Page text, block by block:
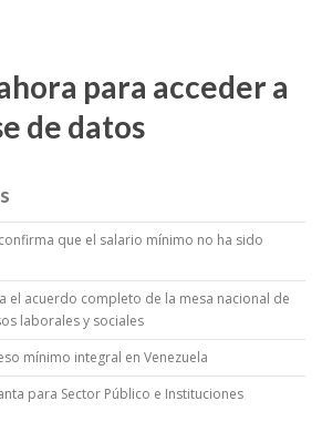
para acceder a
de datos
que el salario mínimo no ha sido
el acuerdo completo de la mesa nacional de
laborales y sociales
mínimo integral en Venezuela
para Sector Público e Instituciones